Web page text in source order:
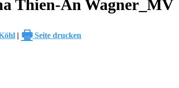
Thien-An Wagner_MV
| 🖶 Seite drucken